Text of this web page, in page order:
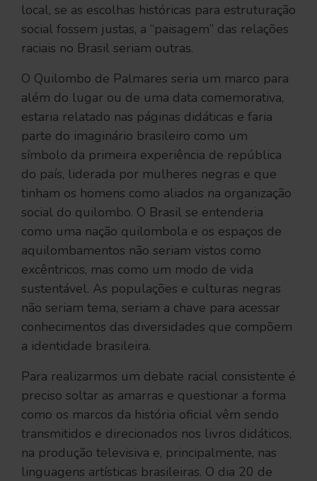
local, se as escolhas históricas para estruturação
social fossem justas, a “paisagem” das relações
raciais no Brasil seriam outras.
O Quilombo de Palmares seria um marco para
além do lugar ou de uma data comemorativa,
estaria relatado nas páginas didáticas e faria
parte do imaginário brasileiro como um
símbolo da primeira experiência de república
do país, liderada por mulheres negras e que
tinham os homens como aliados na organização
social do quilombo. O Brasil se entenderia
como uma nação quilombola e os espaços de
aquilombamentos não seriam vistos como
excêntricos, mas como um modo de vida
sustentável. As populações e culturas negras
não seriam tema, seriam a chave para acessar
conhecimentos das diversidades que compõem
a identidade brasileira.
Para realizarmos um debate racial consistente é
preciso soltar as amarras e questionar a forma
como os marcos da história oficial vêm sendo
transmitidos e direcionados nos livros didáticos,
na produção televisiva e, principalmente, nas
linguagens artísticas brasileiras. O dia 20 de